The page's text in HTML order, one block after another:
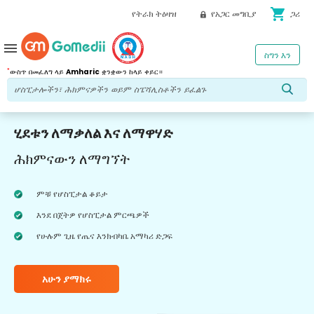
የትራክ ትዕዛዝ የአጋር መግቢያ shopping_cart ጋሪ
*ውስጥ በመፈለግ ላይ Amharic ቋንቋውን ከላይ ቀይር።
ስግን እን
menu
ሂደቱን ለማቃለል እና ለማዋሃድ
ሕክምናውን ለማግኘት
ምቹ የሆስፒታል ቆይታ
እንደ በጀትዎ የሆስፒታል ምርጫዎች
የሁሉም ጊዜ የጤና እንክብካቤ አማካሪ ድጋፍ
አሁን ያማክሩ